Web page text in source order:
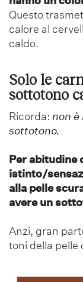
Questo
calore al
caldo.
Solo le
sottotono
Ricorda: non
sottotono.
Per abitudine
istinto/
alla pelle
avere un
Anzi, gran
toni della pelle